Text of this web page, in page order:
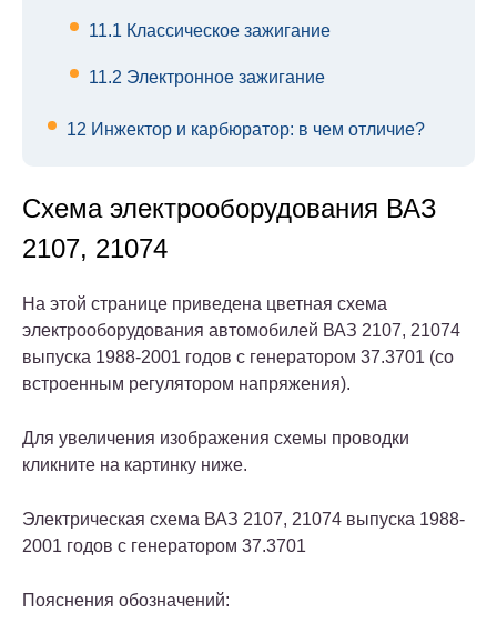
11.1 Классическое зажигание
11.2 Электронное зажигание
12 Инжектор и карбюратор: в чем отличие?
Схема электрооборудования ВАЗ
2107, 21074
На этой странице приведена цветная схема
электрооборудования автомобилей ВАЗ 2107, 21074
выпуска 1988-2001 годов с генератором 37.3701 (со
встроенным регулятором напряжения).
Для увеличения изображения схемы проводки
кликните на картинку ниже.
Электрическая схема ВАЗ 2107, 21074 выпуска 1988-
2001 годов с генератором 37.3701
Пояснения обозначений: